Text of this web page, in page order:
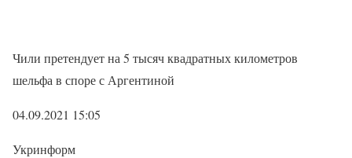
Чили претендует на 5 тысяч квадратных километров
шельфа в споре с Аргентиной
04.09.2021 15:05
Укринформ